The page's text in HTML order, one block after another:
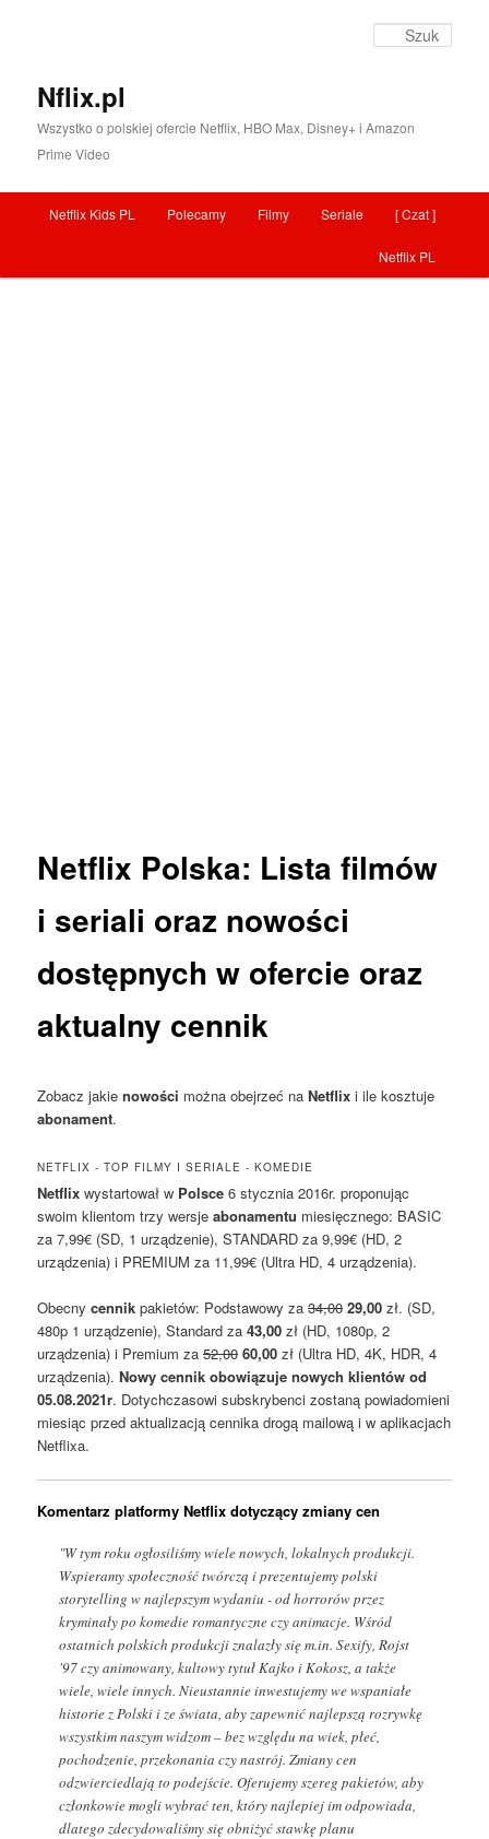
Nflix.pl
Wszystko o polskiej ofercie Netflix, HBO Max, Disney+ i Amazon
Prime Video
Menu główne
Przeskocz do tekstu [ Czat ]
Seriale
Filmy
Polecamy
Netflix Kids PL
Netflix PL
Netflix Polska: Listafilmów
i seriali oraz nowości
dostępnych w ofercie oraz
aktualny cennik
Zobacz jakienowości można obejrzeć naNetflix i ile kosztuje
abonament.
NETFLIX - TOP FILMY I SERIALE - KOMEDIE
Netflix wystartował w Polsce 6 stycznia 2016r. proponując
swoim klientom trzy wersjeabonamentu miesięcznego: BASIC
za 7,99€ (SD, 1 urządzenie), STANDARD za 9,99€ (HD, 2
urządzenia) i PREMIUM za 11,99€ (Ultra HD, 4 urządzenia).
Obecnycennik pakietów: Podstawowy za34,00 29,00 zł. (SD,
480p 1 urządzenie), Standard za43,00 zł (HD, 1080p, 2
urządzenia) i Premium za52,00 60,00 zł (Ultra HD, 4K, HDR, 4
urządzenia).Nowy cennik obowiązuje nowych klientów od
05.08.2021r. Dotychczasowi subskrybenci zostaną powiadomieni
miesiąc przed aktualizacją cennika drogą mailową i w aplikacjach
Netflixa.
Komentarz platformy Netflix dotyczący zmiany cen
"W tym roku ogłosiliśmy wiele nowych, lokalnych produkcji.
Wspieramy społeczność twórczą i prezentujemy polski
storytelling w najlepszym wydaniu - od horrorów przez
kryminały po komedie romantyczne czy animacje. Wśród
ostatnich polskich produkcji znalazły się m.in. Sexify, Rojst
'97 czy animowany, kultowy tytuł Kajko i Kokosz, a także
wiele, wiele innych. Nieustannie inwestujemy we wspaniałe
historie z Polski i ze świata, aby zapewnić najlepszą rozrywkę
wszystkim naszym widzom – bez względu na wiek, płeć,
pochodzenie, przekonania czy nastrój. Zmiany cen
odzwierciedlają to podejście. Oferujemy szereg pakietów, aby
członkowie mogli wybrać ten, który najlepiej im odpowiada,
dlatego zdecydowaliśmy się obniżyć stawkę planu